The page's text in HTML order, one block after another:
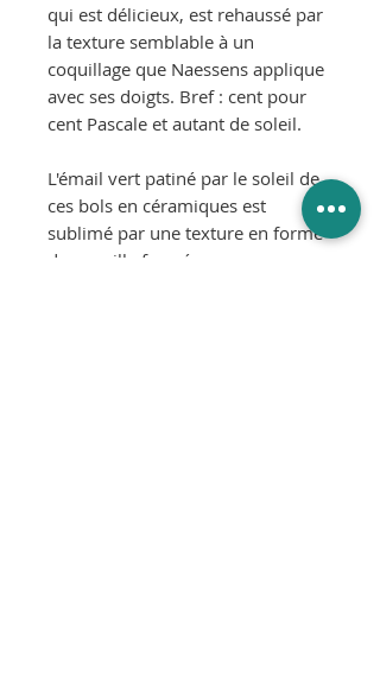
qui est délicieux, est rehaussé par
la texture semblable à un
coquillage que Naessens applique
avec ses doigts. Bref : cent pour
cent Pascale et autant de soleil.
L'émail vert patiné par le soleil de
ces bols en céramiques est
sublimé par une texture en forme
de coquille formée par ses propres